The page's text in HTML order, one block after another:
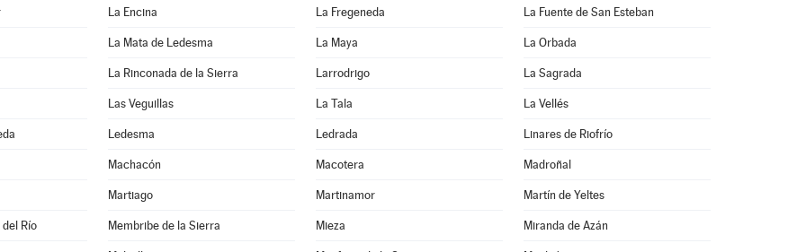
La Encina La Fregeneda La Fuente de San Esteban
La Mata de Ledesma La Maya La Orbada
La Rinconada de la Sierra Larrodrigo La Sagrada
Las Veguillas La Tala La Vellés
Ledesma Ledrada Linares de Riofrío
Machacón Macotera Madroñal
Martiago Martinamor Martín de Yeltes
del Río Membribe de la Sierra Mieza Miranda de Azán